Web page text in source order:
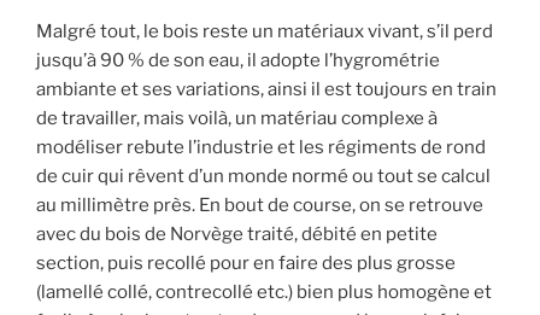
Malgré tout, le bois reste un matériaux vivant, s’il perd
jusqu’à 90 % de son eau, il adopte l’hygrométrie
ambiante et ses variations, ainsi il est toujours en train
de travailler, mais voilà, un matériau complexe à
modéliser rebute l’industrie et les régiments de rond
de cuir qui rêvent d’un monde normé ou tout se calcul
au millimètre près. En bout de course, on se retrouve
avec du bois de Norvège traité, débité en petite
section, puis recollé pour en faire des plus grosse
(lamellé collé, contrecollé etc.) bien plus homogène et